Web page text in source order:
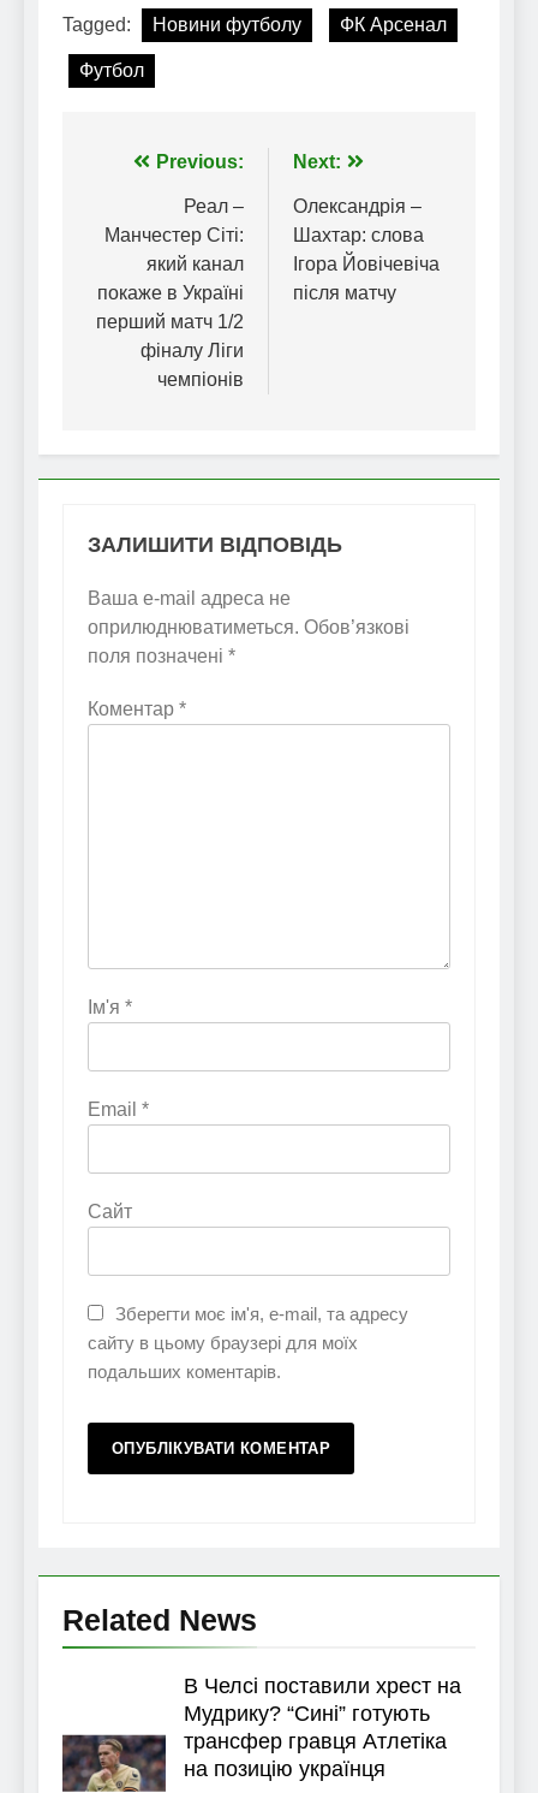
Tagged: Новини футболу ФК Арсенал
Футбол
Навігація
записів
Previous:
Реал –
Манчестер Сіті:
який канал
покаже в Україні
перший матч 1/2
фіналу Ліги
чемпіонів
Next:
Олександрія –
Шахтар: слова
Ігора Йовічевіча
після матчу
ЗАЛИШИТИ ВІДПОВІДЬ
Ваша e-mail адреса не
оприлюднюватиметься. Обов’язкові
поля позначені *
Коментар *
Ім'я *
Email *
Сайт
Зберегти моє ім'я, e-mail, та адресу
сайту в цьому браузері для моїх
подальших коментарів.
Related News
В Челсі поставили хрест на
Мудрику? “Сині” готують
трансфер гравця Атлетіка
на позицію українця